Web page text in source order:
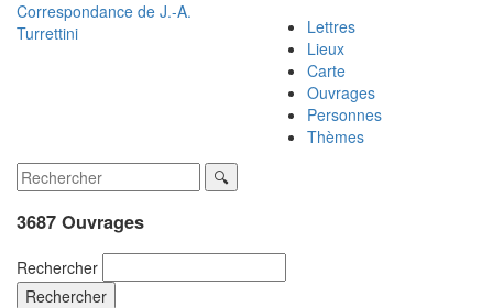
Correspondance de J.-A.
Turrettini
Lettres
Lieux
Carte
Ouvrages
Personnes
Thèmes
3687 Ouvrages
Rechercher
Rechercher